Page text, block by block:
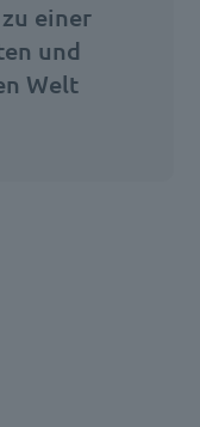
einer
und
Welt